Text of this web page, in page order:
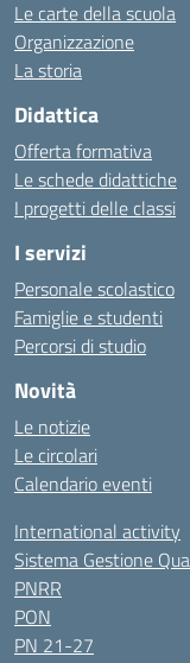
Le carte della scuola
Organizzazione
La storia
Didattica
Offerta formativa
Le schede didattiche
I progetti delle classi
I servizi
Personale scolastico
Famiglie e studenti
Percorsi di studio
Novità
Le notizie
Le circolari
Calendario eventi
International activity
Sistema Gestione
PNRR
PON
PN 21-27